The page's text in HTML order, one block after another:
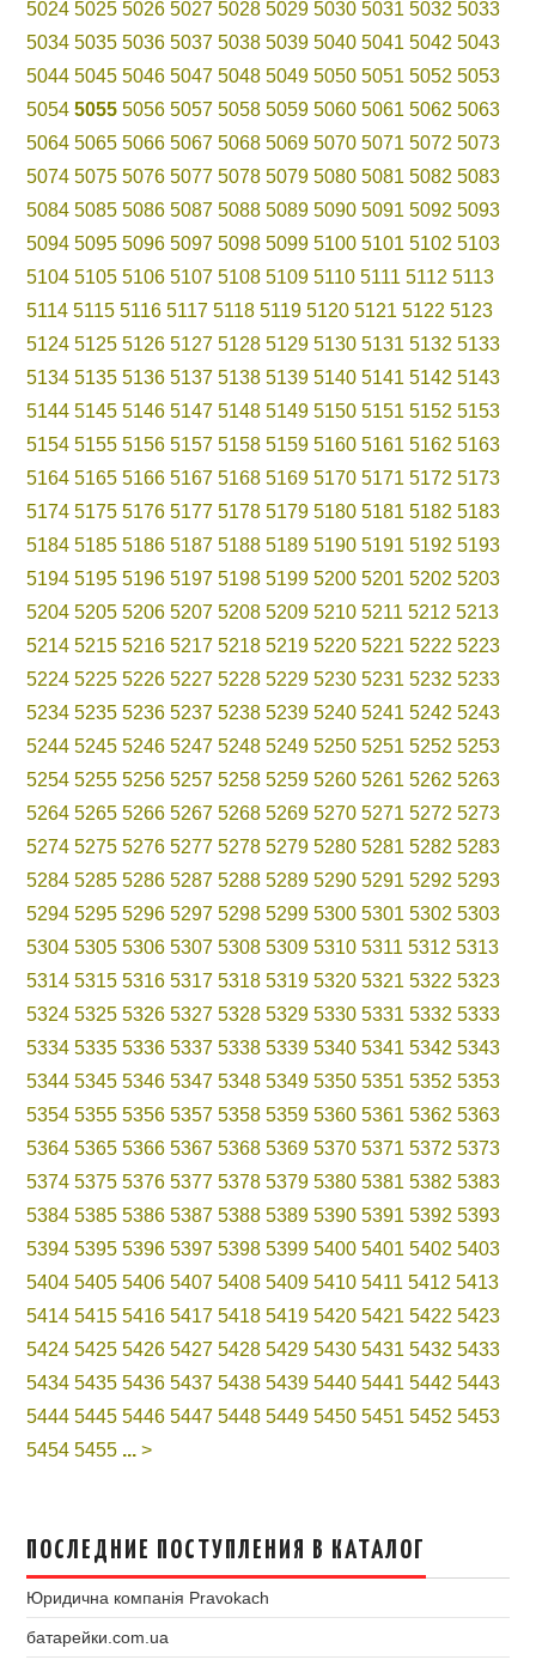
5024 5025 5026 5027 5028 5029 5030 5031 5032 5033
5034 5035 5036 5037 5038 5039 5040 5041 5042 5043
5044 5045 5046 5047 5048 5049 5050 5051 5052 5053
5054 5055 5056 5057 5058 5059 5060 5061 5062 5063
5064 5065 5066 5067 5068 5069 5070 5071 5072 5073
5074 5075 5076 5077 5078 5079 5080 5081 5082 5083
5084 5085 5086 5087 5088 5089 5090 5091 5092 5093
5094 5095 5096 5097 5098 5099 5100 5101 5102 5103
5104 5105 5106 5107 5108 5109 5110 5111 5112 5113
5114 5115 5116 5117 5118 5119 5120 5121 5122 5123
5124 5125 5126 5127 5128 5129 5130 5131 5132 5133
5134 5135 5136 5137 5138 5139 5140 5141 5142 5143
5144 5145 5146 5147 5148 5149 5150 5151 5152 5153
5154 5155 5156 5157 5158 5159 5160 5161 5162 5163
5164 5165 5166 5167 5168 5169 5170 5171 5172 5173
5174 5175 5176 5177 5178 5179 5180 5181 5182 5183
5184 5185 5186 5187 5188 5189 5190 5191 5192 5193
5194 5195 5196 5197 5198 5199 5200 5201 5202 5203
5204 5205 5206 5207 5208 5209 5210 5211 5212 5213
5214 5215 5216 5217 5218 5219 5220 5221 5222 5223
5224 5225 5226 5227 5228 5229 5230 5231 5232 5233
5234 5235 5236 5237 5238 5239 5240 5241 5242 5243
5244 5245 5246 5247 5248 5249 5250 5251 5252 5253
5254 5255 5256 5257 5258 5259 5260 5261 5262 5263
5264 5265 5266 5267 5268 5269 5270 5271 5272 5273
5274 5275 5276 5277 5278 5279 5280 5281 5282 5283
5284 5285 5286 5287 5288 5289 5290 5291 5292 5293
5294 5295 5296 5297 5298 5299 5300 5301 5302 5303
5304 5305 5306 5307 5308 5309 5310 5311 5312 5313
5314 5315 5316 5317 5318 5319 5320 5321 5322 5323
5324 5325 5326 5327 5328 5329 5330 5331 5332 5333
5334 5335 5336 5337 5338 5339 5340 5341 5342 5343
5344 5345 5346 5347 5348 5349 5350 5351 5352 5353
5354 5355 5356 5357 5358 5359 5360 5361 5362 5363
5364 5365 5366 5367 5368 5369 5370 5371 5372 5373
5374 5375 5376 5377 5378 5379 5380 5381 5382 5383
5384 5385 5386 5387 5388 5389 5390 5391 5392 5393
5394 5395 5396 5397 5398 5399 5400 5401 5402 5403
5404 5405 5406 5407 5408 5409 5410 5411 5412 5413
5414 5415 5416 5417 5418 5419 5420 5421 5422 5423
5424 5425 5426 5427 5428 5429 5430 5431 5432 5433
5434 5435 5436 5437 5438 5439 5440 5441 5442 5443
5444 5445 5446 5447 5448 5449 5450 5451 5452 5453
5454 5455 ... >
ПОСЛЕДНИЕ ПОСТУПЛЕНИЯ В КАТАЛОГ
Юридична компанія Pravokach
батарейки.com.ua